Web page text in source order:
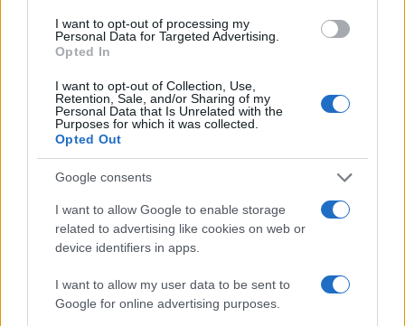
I want to opt-out of processing my
Personal Data for Targeted Advertising.
Opted In
I want to opt-out of Collection, Use,
Retention, Sale, and/or Sharing of my
Personal Data that Is Unrelated with the
Purposes for which it was collected.
Opted Out
Google consents
I want to allow Google to enable storage
related to advertising like cookies on web or
device identifiers in apps.
I want to allow my user data to be sent to
Google for online advertising purposes.
La tasa de desempleo en España baja al
10,1% en junio, por encima de la media de
la UE
España registra una tasa de desempleo del 10,1%…
ECONOMÍA